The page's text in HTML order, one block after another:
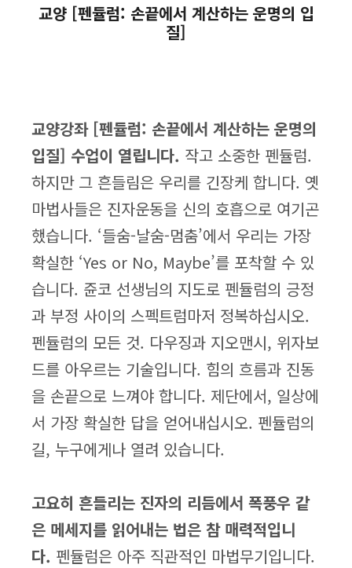
교양 [펜듈럼: 손끝에서 계산하는 운명의 입
질]
교양강좌 [펜듈럼: 손끝에서 계산하는 운명의
입질] 수업이 열립니다. 작고 소중한 펜듈럼.
하지만 그 흔들림은 우리를 긴장케 합니다. 옛
마법사들은 진자운동을 신의 호흡으로 여기곤
했습니다. ‘들숨-날숨-멈춤’에서 우리는 가장
확실한 ‘Yes or No, Maybe’를 포착할 수 있
습니다. 쥰코 선생님의 지도로 펜듈럼의 긍정
과 부정 사이의 스펙트럼마저 정복하십시오.
펜듈럼의 모든 것. 다우징과 지오맨시, 위자보
드를 아우르는 기술입니다. 힘의 흐름과 진동
을 손끝으로 느껴야 합니다. 제단에서, 일상에
서 가장 확실한 답을 얻어내십시오. 펜듈럼의
길, 누구에게나 열려 있습니다.
고요히 흔들리는 진자의 리듬에서 폭풍우 같
은 메세지를 읽어내는 법은 참 매력적입니
다. 펜듈럼은 아주 직관적인 마법무기입니다.